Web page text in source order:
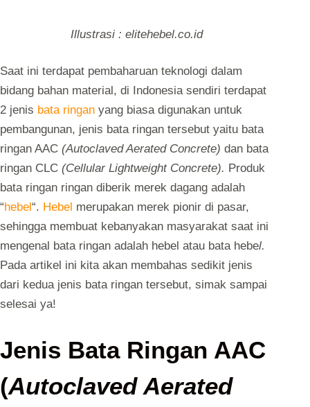
Illustrasi : elitehebel.co.id
Saat ini terdapat pembaharuan teknologi dalam
bidang bahan material, di Indonesia sendiri terdapat
2 jenis bata ringan yang biasa digunakan untuk
pembangunan, jenis bata ringan tersebut yaitu bata
ringan AAC (Autoclaved Aerated Concrete) dan bata
ringan CLC (Cellular Lightweight Concrete). Produk
bata ringan ringan diberik merek dagang adalah
“hebel “. Hebel merupakan merek pionir di pasar,
sehingga membuat kebanyakan masyarakat saat ini
mengenal bata ringan adalah hebel atau bata hebel.
Pada artikel ini kita akan membahas sedikit jenis
dari kedua jenis bata ringan tersebut, simak sampai
selesai ya!
Jenis Bata Ringan AAC
(Autoclaved Aerated